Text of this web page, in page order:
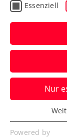
Essenziell
Nur
Essenziell
Essenzielle
Powered by